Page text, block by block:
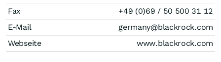
Fax
+49 (0)69 / 50 500 31 12
E-Mail
germany@blackrock.com
Webseite
www.blackrock.com